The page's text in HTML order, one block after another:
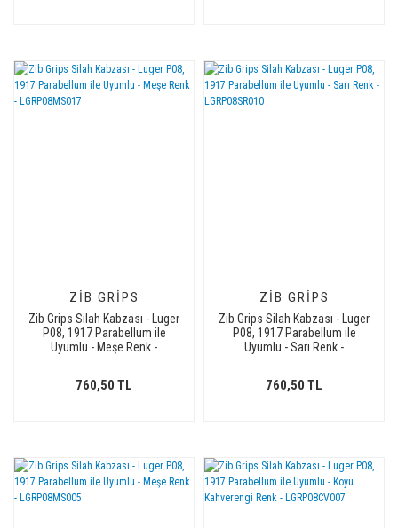
ZIB GRIPS
Zib Grips Silah Kabzası - Luger
P08, 1917 Parabellum ile
Uyumlu - Meşe Renk -
760,50 TL
ZIB GRIPS
Zib Grips Silah Kabzası - Luger
P08, 1917 Parabellum ile
Uyumlu - Sarı Renk -
760,50 TL